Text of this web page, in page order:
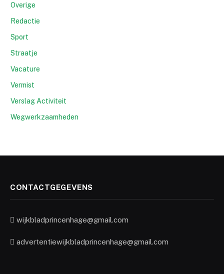
Overige
Redactie
Sport
Straatje
Vacature
Vermist
Verslag Activiteit
Wegwerkzaamheden
CONTACTGEGEVENS
wijkbladprincenhage@gmail.com
advertentiewijkbladprincenhage@gmail.com